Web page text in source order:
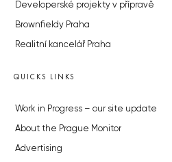
Developerské projekty v přípravě
Brownfieldy Praha
Realitní kancelář Praha
QUICKS LINKS
Work in Progress – our site update
About the Prague Monitor
Advertising